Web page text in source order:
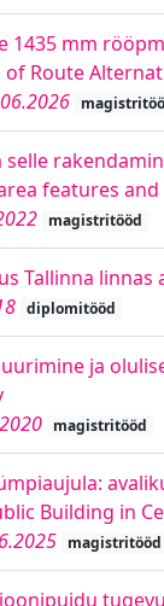
1435 mm
Route
selle
features
magistritööd
Tallinna linnas
diplomitööd
ja
magistritööd
Building in
magistritööd